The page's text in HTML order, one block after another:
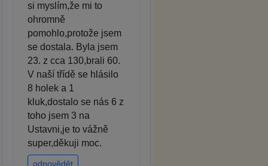
si myslím,že mi to
ohromně
pomohlo,protože jsem
se dostala. Byla jsem
23. z cca 130,brali 60.
V naší třídě se hlásilo
8 holek a 1
kluk,dostalo se nás 6 z
toho jsem 3 na
Ustavni,je to vážně
super,děkuji moc.
odpovědět